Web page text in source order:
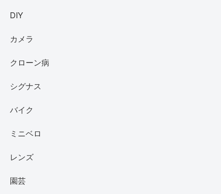
DIY
カメラ
クローン病
シグナス
バイク
ミニベロ
レンズ
園芸